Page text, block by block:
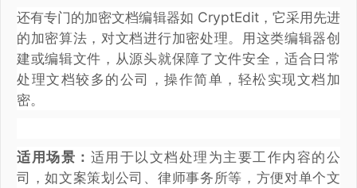
还有专门的加密文档编辑器如 CryptEdit，它采用先进
的加密算法，对文档进行加密处理。用这类编辑器创
建或编辑文件，从源头就保障了文件安全，适合日常
处理文档较多的公司，操作简单，轻松实现文档加
密。
适用场景： 适用于以文档处理为主要工作内容的公
司，如文案策划公司、律师事务所等，方便对单个文